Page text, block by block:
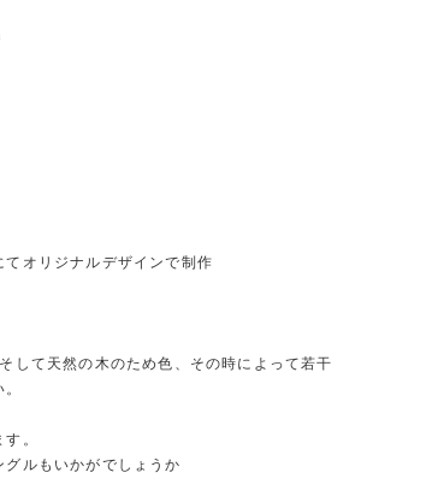
オリジナルデザインで制作
して天然の木のため色、その時によって若干
。
ルもいかがでしょうか